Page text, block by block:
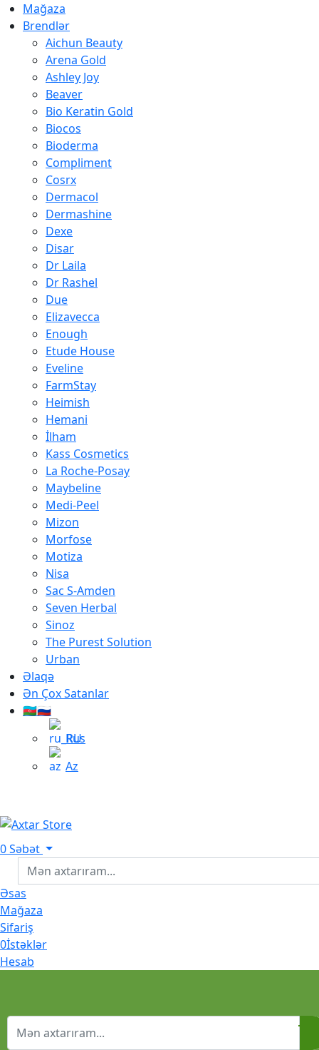
Mağaza
Brendlər
Aichun Beauty
Arena Gold
Ashley Joy
Beaver
Bio Keratin Gold
Biocos
Bioderma
Compliment
Cosrx
Dermacol
Dermashine
Dexe
Disar
Dr Laila
Dr Rashel
Due
Elizavecca
Enough
Etude House
Eveline
FarmStay
Heimish
Hemani
İlham
Kass Cosmetics
La Roche-Posay
Maybeline
Medi-Peel
Mizon
Morfose
Motiza
Nisa
Sac S-Amden
Seven Herbal
Sinoz
The Purest Solution
Urban
Əlaqə
Ən Çox Satanlar
🇦🇿🇷🇺
Rus
Az
0Səbət
Əsas
Mağaza
Sifariş
0İstəklər
Hesab